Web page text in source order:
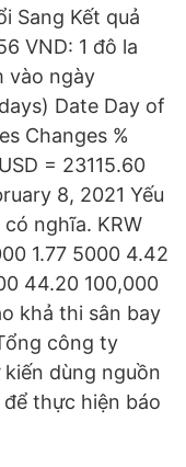
Sang Kết quả
VND: 1 đô la
vào ngày
Date Day of
Changes %
= 23115.60
8, 2021 Yếu
nghĩa. KRW
1.77 5000 4.42
44.20 100,000
khả thi sân bay
công ty
dùng nguồn
thực hiện báo